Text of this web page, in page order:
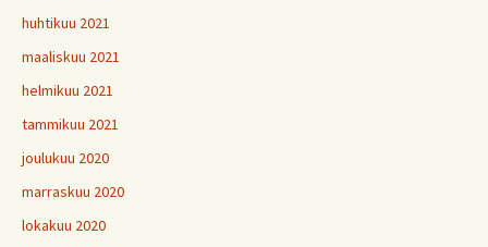
huhtikuu 2021
maaliskuu 2021
helmikuu 2021
tammikuu 2021
joulukuu 2020
marraskuu 2020
lokakuu 2020